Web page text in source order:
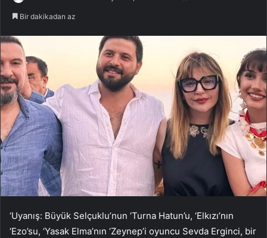
Bir dakikadan az
‘Uyanış: Büyük Selçuklu’nun ‘Turna Hatun’u, ‘Elkızı’nın
‘Ezo’su, ‘Yasak Elma’nın ‘Zeynep’i oyuncu Sevda Erginci, bir